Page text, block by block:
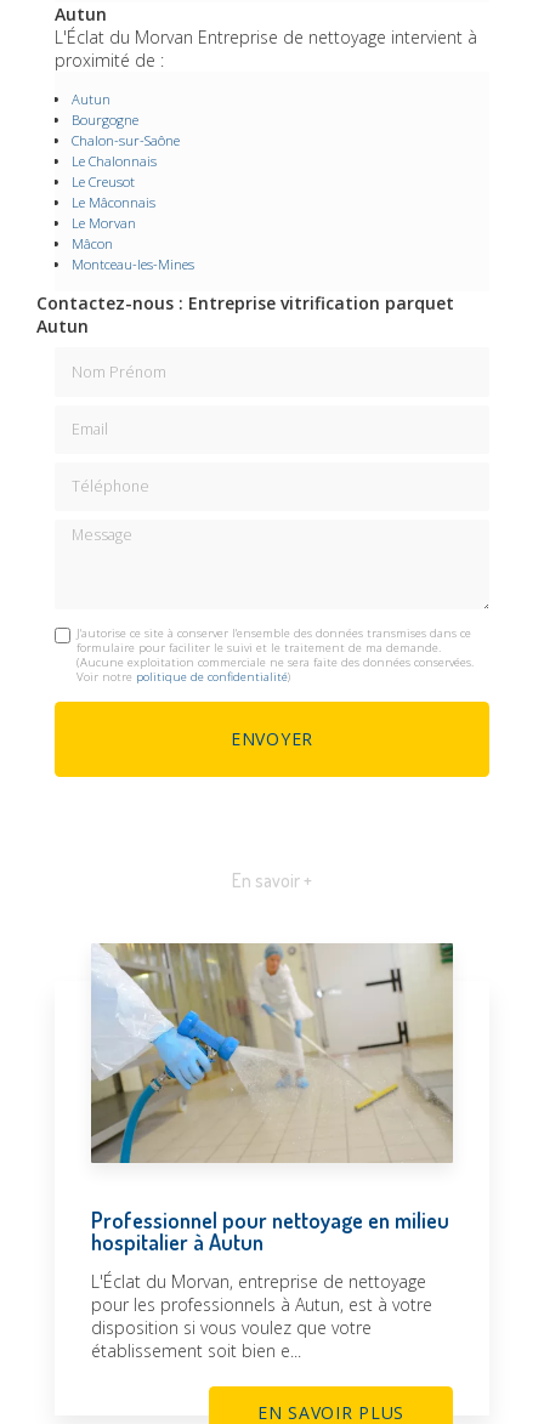
Autun
L'Éclat du Morvan Entreprise de nettoyage intervient à
proximité de :
Autun
Bourgogne
Chalon-sur-Saône
Le Chalonnais
Le Creusot
Le Mâconnais
Le Morvan
Mâcon
Montceau-les-Mines
Contactez-nous : Entreprise vitrification parquet
Autun
Message
J'autorise ce site à conserver l'ensemble des données transmises dans ce
formulaire pour faciliter le suivi et le traitement de ma demande.
(Aucune exploitation commerciale ne sera faite des données conservées.
Voir notre politique de confidentialité)
En savoir +
Professionnel pour nettoyage en milieu
hospitalier à Autun
L'Éclat du Morvan, entreprise de nettoyage
pour les professionnels à Autun, est à votre
disposition si vous voulez que votre
établissement soit bien e...
EN SAVOIR PLUS